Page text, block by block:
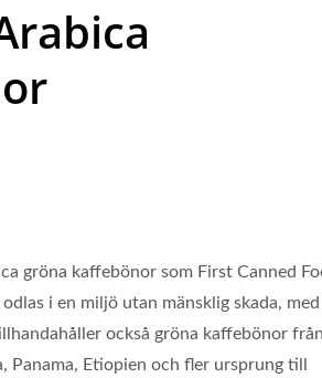
gröna kaffebönor som First Canned
i en miljö utan mänsklig skada,
också gröna kaffebönor
Panama, Etiopien och fler ursprung till